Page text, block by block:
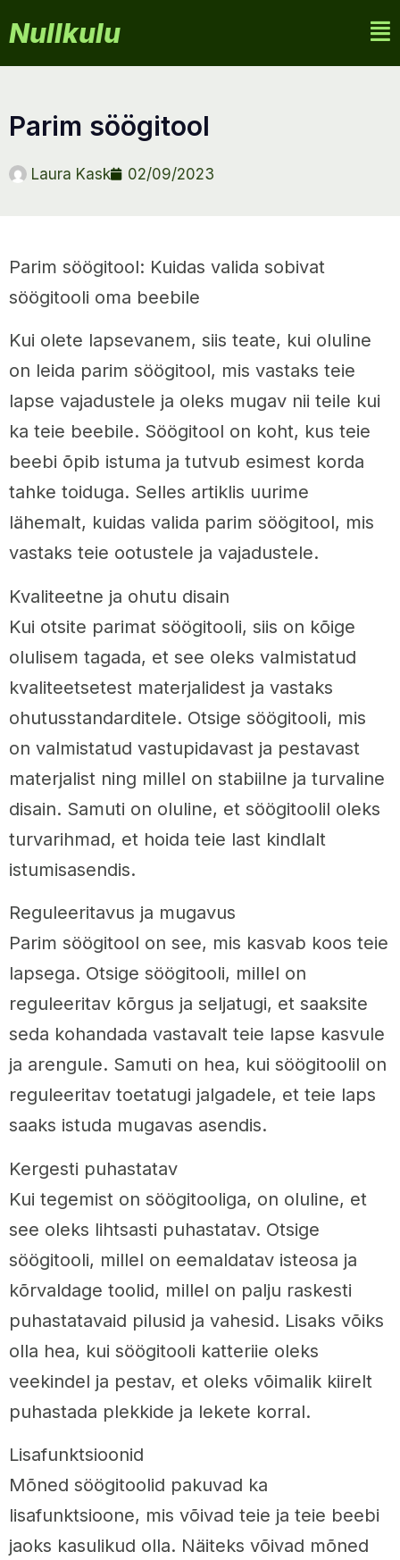
Nullkulu
parim söögitool
Laura Kask 02/09/2023
Parim söögitool: Kuidas valida sobivat
söögitooli oma beebile
Kui olete lapsevanem, siis teate, kui oluline
on leida parim söögitool, mis vastaks teie
lapse vajadustele ja oleks mugav nii teile kui
ka teie beebile. Söögitool on koht, kus teie
beebi õpib istuma ja tutvub esimest korda
tahke toiduga. Selles artiklis uurime
lähemalt, kuidas valida parim söögitool, mis
vastaks teie ootustele ja vajadustele.
Kvaliteetne ja ohutu disain
Kui otsite parimat söögitooli, siis on kõige
olulisem tagada, et see oleks valmistatud
kvaliteetsetest materjalidest ja vastaks
ohutusstandarditele. Otsige söögitooli, mis
on valmistatud vastupidavast ja pestavast
materjalist ning millel on stabiilne ja turvaline
disain. Samuti on oluline, et söögitoolil oleks
turvarihmad, et hoida teie last kindlalt
istumisasendis.
Reguleeritavus ja mugavus
Parim söögitool on see, mis kasvab koos teie
lapsega. Otsige söögitooli, millel on
reguleeritav kõrgus ja seljatugi, et saaksite
seda kohandada vastavalt teie lapse kasvule
ja arengule. Samuti on hea, kui söögitoolil on
reguleeritav toetatugi jalgadele, et teie laps
saaks istuda mugavas asendis.
Kergesti puhastatav
Kui tegemist on söögitooliga, on oluline, et
see oleks lihtsasti puhastatav. Otsige
söögitooli, millel on eemaldatav isteosa ja
kõrvaldage toolid, millel on palju raskesti
puhastatavaid pilusid ja vahesid. Lisaks võiks
olla hea, kui söögitooli katteriie oleks
veekindel ja pestav, et oleks võimalik kiirelt
puhastada plekkide ja lekete korral.
Lisafunktsioonid
Mõned söögitoolid pakuvad ka
lisafunktsioone, mis võivad teie ja teie beebi
jaoks kasulikud olla. Näiteks võivad mõned